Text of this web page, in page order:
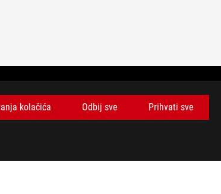
kolačića Odbij sve Prihvati sve
SA NAJNOVIJIM PONUDAMA!